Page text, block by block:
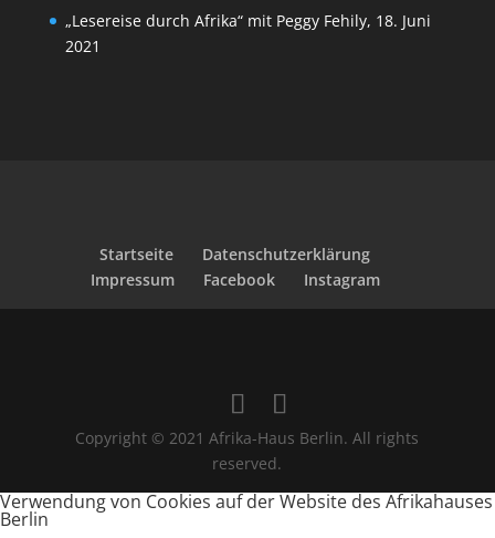
„Lesereise durch Afrika“ mit Peggy Fehily, 18. Juni
2021
Startseite
Datenschutzerklärung
Impressum
Facebook Instagram
Copyright © 2021 Afrika-Haus Berlin. All rights
reserved.
Verwendung von Cookies auf der Website des Afrikahauses
Berlin